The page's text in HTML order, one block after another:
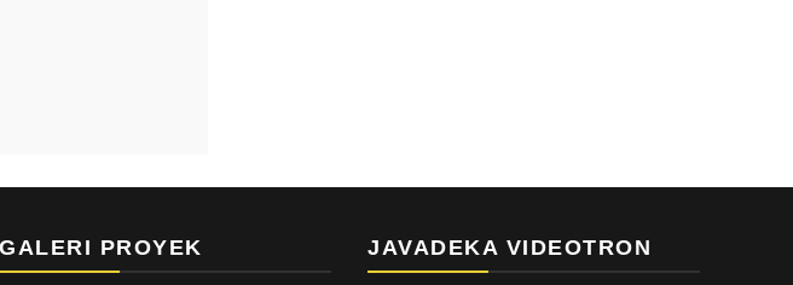
GALERI PROYEK JAVADEKA VIDEOTRON